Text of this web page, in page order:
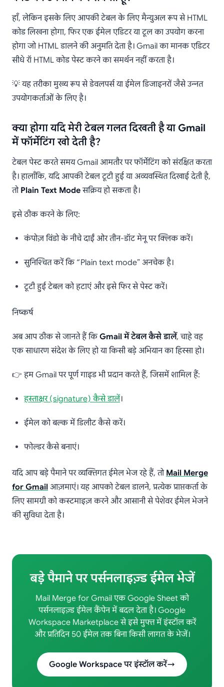
हाँ, लेकिन इसके लिए आपकी टेबल के लिए मैन्युअल रूप से HTML
कोड लिखना होगा, फिर एक ईमेल एडिटर या टूल का उपयोग करना
होगा जो HTML डालने की अनुमति देता है। Gmail का मानक एडिटर
सीधे रॉ HTML कोड पेस्ट करने का समर्थन नहीं करता है।
💡 यह तरीका मुख्य रूप से डेवलपर्स या ईमेल डिजाइनरों जैसे उन्नत
उपयोगकर्ताओं के लिए है।
क्या होगा यदि मेरी टेबल गलत दिखती है या Gmail
में फॉर्मेटिंग खो देती है?
टेबल पेस्ट करते समय Gmail आमतौर पर फॉर्मेटिंग को संरक्षित करता
है। हालाँकि, यदि आपकी टेबल टूटी हुई या अव्यवस्थित दिखाई देती है,
तो Plain Text Modeसक्रिय हो सकता है।
इसे ठीक करने के लिए:
कंपोज़ विंडो के नीचे दाईं ओर तीन-डॉट मेनू पर क्लिक करें।
सुनिश्चित करें कि “Plain text mode” अनचेक है।
टूटी हुई टेबल को हटाएं और इसे फिर से पेस्ट करें।
निष्कर्ष
अब आप ठीक से जानते हैं किGmail में टेबल कैसे डालें, चाहे वह
एक साधारण संदेश के लिए हो या किसी बड़े अभियान का हिस्सा हो।
👉 हम Gmail पर पूर्ण गाइड भी प्रदान करते हैं, जिसमें शामिल हैं:
हस्ताक्षर (signature) कैसे डालें।
ईमेल को बल्क में डिलीट कैसे करें।
फोल्डर कैसे बनाएं।
यदि आप बड़े पैमाने पर व्यक्तिगत ईमेल भेज रहे हैं, तो Mail Merge
for Gmail आज़माएं। यह आपको टेबल डालने, प्रत्येक प्राप्तकर्ता के
लिए सामग्री को कस्टमाइज़ करने और आसानी से पेशेवर ईमेल भेजने
की सुविधा देता है।
बड़े पैमाने पर पर्सनलाइज़्ड ईमेल भेजें
Mail Merge for Gmail एक Google Sheet को
पर्सनलाइज़्ड ईमेल कैंपेन में बदल देता है। Google
Workspace Marketplace से इसे मुफ्त में इंस्टॉल करें
और प्रतिदिन 50 ईमेल तक बिना किसी लागत के भेजें।
Google Workspace पर इंस्टॉल करें